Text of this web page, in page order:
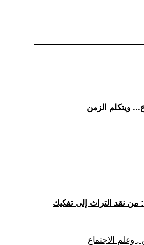
(7) تأثيل المقدس 7 : من نقد التراث إلى تفكيك
وعلم الاجتماع